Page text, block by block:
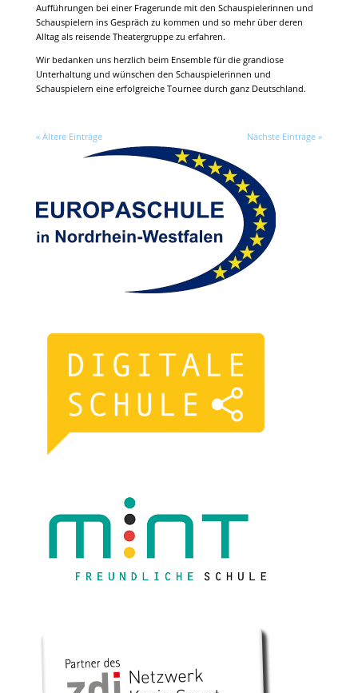
Aufführungen bei einer Fragerunde mit den Schauspielerinnen und
Schauspielern ins Gespräch zu kommen und so mehr über deren
Alltag als reisende Theatergruppe zu erfahren.
Wir bedanken uns herzlich beim Ensemble für die grandiose
Unterhaltung und wünschen den Schauspielerinnen und
Schauspielern eine erfolgreiche Tournee durch ganz Deutschland.
« Ältere Einträge Nächste Einträge »